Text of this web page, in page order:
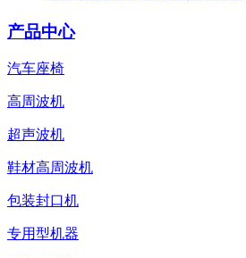
产品中心
汽车座椅
高周波机
超声波机
鞋材高周波机
包装封口机
专用型机器